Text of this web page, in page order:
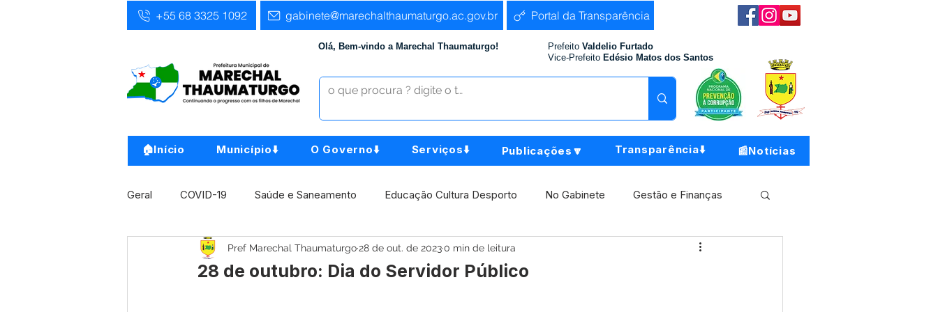
+55 68 3325 1092 gabinete@marechalthaumaturgo.ac.gov.br Portal da Transparência
Olá, Bem-vindo a Marechal Thaumaturgo! Prefeito Valdelio Furtado
Vice-Prefeito Edésio Matos dos Santos
🏠Início Município⬇️ O Governo⬇️ Serviços⬇️ Publicações🔽 Transparência⬇️ 📰Notícias
Geral COVID-19 Saúde e Saneamento Educação Cultura Desporto No Gabinete Gestão e Finanças
Infra, Obra e Transporte Assistência Social Comunidade Agricultura e Produção Meio Ambiente
28 de outubro: Dia do Servidor Público
Pref Marechal Thaumaturgo28 de out. de 20230 min de leitura